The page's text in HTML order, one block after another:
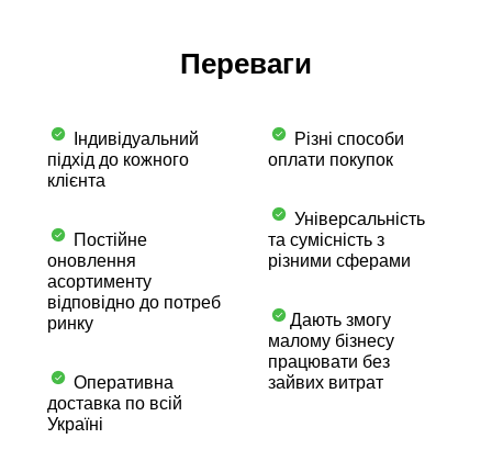
Переваги
Індивідуальний
підхід до кожного
клієнта
Постійне
оновлення
асортименту
відповідно до потреб
ринку
Оперативна
доставка по всій
Україні
Різні способи
оплати покупок
Універсальність
та сумісність з
різними сферами
Дають змогу
малому бізнесу
працювати без
зайвих витрат